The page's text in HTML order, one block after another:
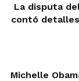
La disputa
contó
Michelle